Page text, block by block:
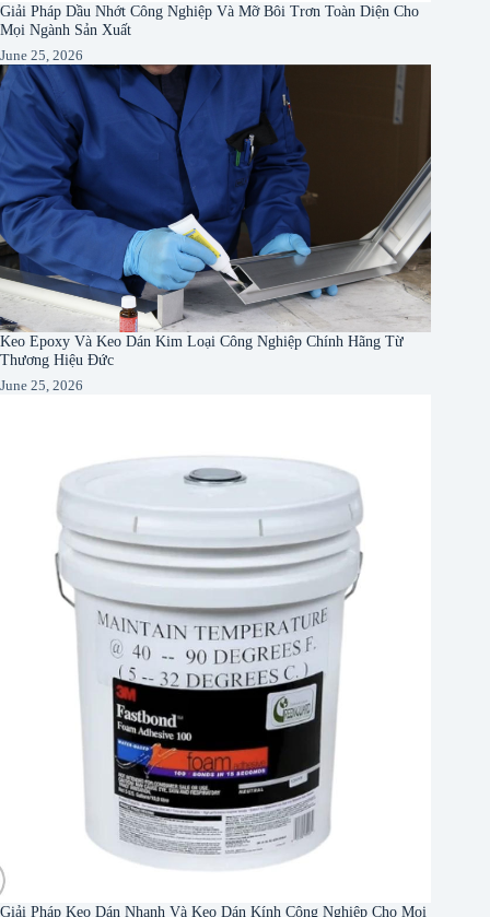
Giải Pháp Dầu Nhớt Công Nghiệp Và Mỡ Bôi Trơn Toàn Diện Cho
Mọi Ngành Sản Xuất
June 25, 2026
Keo Epoxy Và Keo Dán Kim Loại Công Nghiệp Chính Hãng Từ
Thương Hiệu Đức
June 25, 2026
Giải Pháp Keo Dán Nhanh Và Keo Dán Kính Công Nghiệp Cho Mọi